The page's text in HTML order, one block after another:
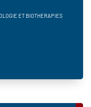
ET BIOTHERAPIES